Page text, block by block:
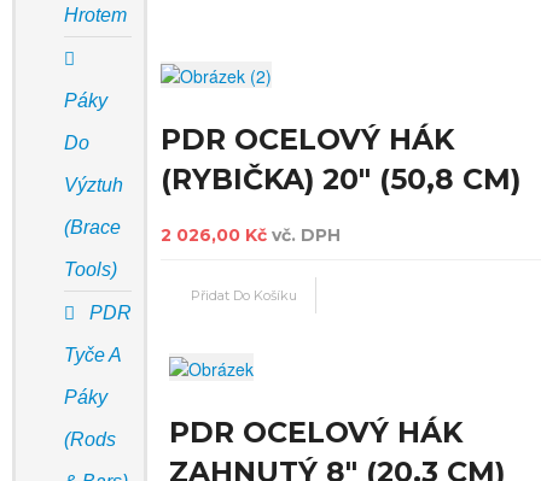
Hrotem
Páky
Do
Výztuh
(Brace
Tools)
PDR
Tyče A
Páky
(Rods
PDR OCELOVÝ HÁK
(RYBIČKA) 20" (50,8 CM)
2 026,00 Kč vč. DPH
PDR OCELOVÝ HÁK
ZAHNUTÝ 8" (20,3 CM)